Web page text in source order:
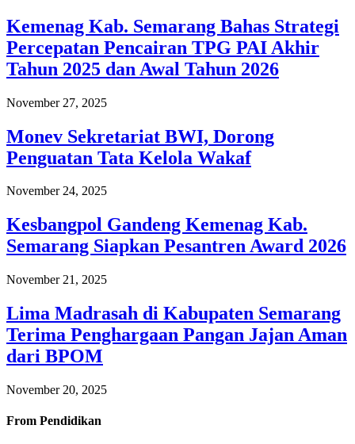
Kemenag Kab. Semarang Bahas Strategi
Percepatan Pencairan TPG PAI Akhir
Tahun 2025 dan Awal Tahun 2026
November 27, 2025
Monev Sekretariat BWI, Dorong
Penguatan Tata Kelola Wakaf
November 24, 2025
Kesbangpol Gandeng Kemenag Kab.
Semarang Siapkan Pesantren Award 2026
November 21, 2025
Lima Madrasah di Kabupaten Semarang
Terima Penghargaan Pangan Jajan Aman
dari BPOM
November 20, 2025
From Pendidikan